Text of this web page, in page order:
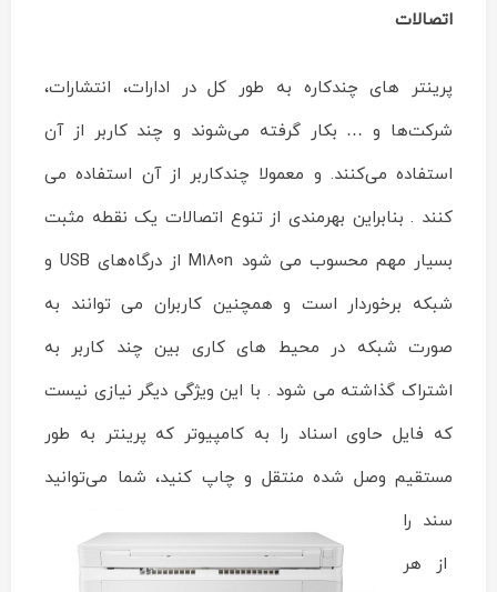
اتصالات
پرینتر های چندکاره به طور کل در ادارات، انتشارات،
شرکت‌ها و … بکار گرفته می‌شوند و چند کاربر از آن
استفاده می‌کنند. و معمولا چندکاربر از آن استفاده می
کنند . بنابراین بهرمندی از تنوع اتصالات یک نقطه مثبت
بسیار مهم محسوب می شود M180n از درگاه‌های USB و
شبکه برخوردار است و همچنین کاربران می توانند به
صورت شبکه در محیط های کاری بین چند کاربر به
اشتراک گذاشته می شود . با این ویژگی دیگر نیازی نیست
که فایل حاوی اسناد را به کامپیوتر که پرینتر به طور
مستقیم وصل شده منتقل و چاپ کنید، شما می‌توانید
سند را
از هر